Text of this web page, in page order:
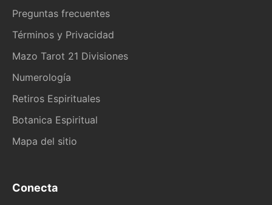
Preguntas frecuentes
Términos y Privacidad
Mazo Tarot 21 Divisiones
Numerología
Retiros Espirituales
Botanica Espiritual
Mapa del sitio
Conecta